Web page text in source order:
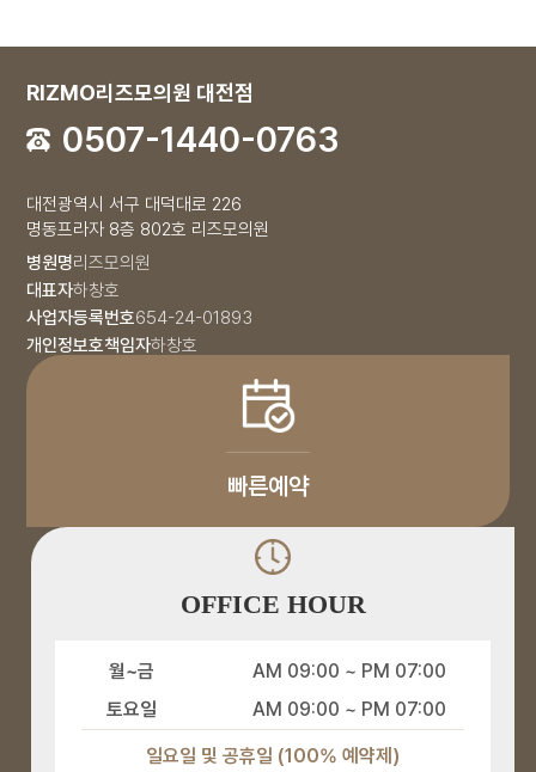
RIZMO리즈모의원 대전점
0507-1440-0763
대전광역시 서구 대덕대로 226
명동프라자 8층 802호 리즈모의원
병원명리즈모의원
대표자하창호
사업자등록번호654-24-01893
개인정보호책임자하창호
빠른예약
OFFICE HOUR
월~금
AM 09:00 ~ PM 07:00
토요일
AM 09:00 ~ PM 07:00
일요일 및 공휴일 (100% 예약제)